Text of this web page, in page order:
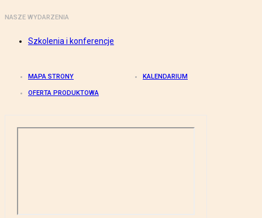
NASZE WYDARZENIA
Szkolenia i konferencje
MAPA STRONY KALENDARIUM
OFERTA PRODUKTOWA